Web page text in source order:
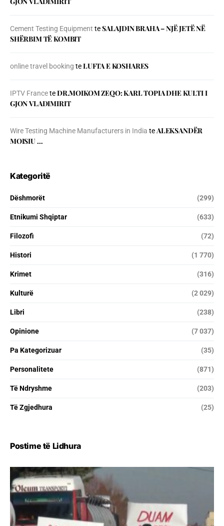
Cement Testing Equipment teSALAJDIN BRAHA – NJЁ JETЁ NЁ
SHЁRBIM TЁ KOMBIT
online travel booking teLUFTA E KOSHARES
IPTV FranceteDR.MOIKOM ZEQO: KARL TOPIA DHE KULTI I
GJON VLADIMIRIT
Wire Testing Machine Manufacturers in India teALEKSANDËR
MOISIU …
Kategoritë
Dëshmorët (299)
Etnikumi Shqiptar (633)
Filozofi (72)
Histori (1 770)
Krimet (316)
Kulturë (2 029)
Libri (238)
Opinione (7 037)
Pa Kategorizuar (35)
Personalitete (871)
Të Ndryshme (203)
Të Zgjedhura (25)
Postime të Lidhura